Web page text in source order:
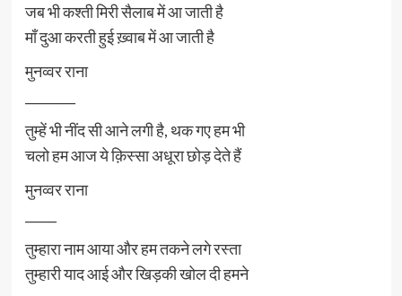
जब भी कश्ती मिरी सैलाब में आ जाती है
माँ दुआ करती हुई ख़्वाब में आ जाती है
मुनव्वर राना
तुम्हें भी नींद सी आने लगी है, थक गए हम भी
चलो हम आज ये क़िस्सा अधूरा छोड़ देते हैं
मुनव्वर राना
तुम्हारा नाम आया और हम तकने लगे रस्ता
तुम्हारी याद आई और खिड़की खोल दी हमने